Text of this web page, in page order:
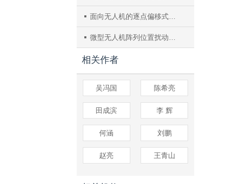
面向无人机的逐点偏移式卫星导航欺骗干扰方法
微型无人机阵列位置扰动下的DoA估计混合Cramer-Rao界
相关作者
吴冯国 陈希亮
田成滨 李 辉
何涵 刘鹏
赵亮 王青山